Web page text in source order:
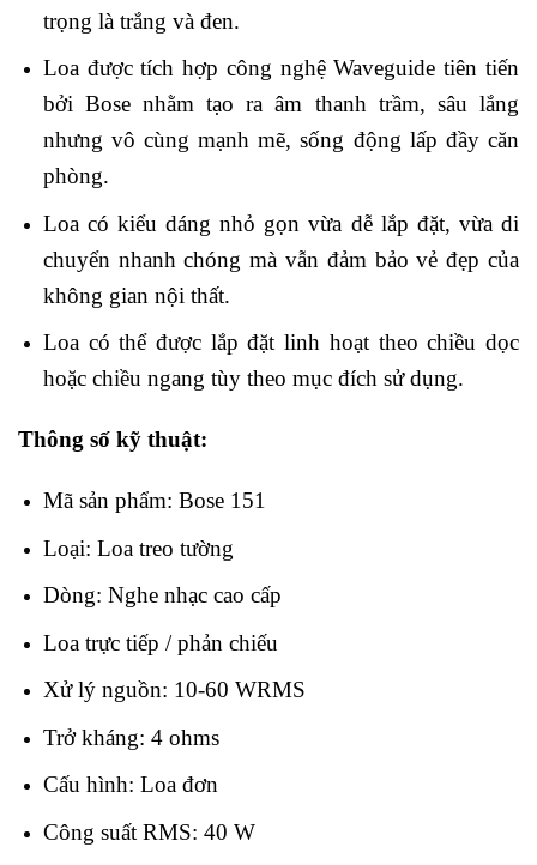
trọng là trắng và đen.
Loa được tích hợp công nghệ Waveguide tiên tiến
bởi Bose nhằm tạo ra âm thanh trầm, sâu lắng
nhưng vô cùng mạnh mẽ, sống động lấp đầy căn
phòng.
Loa có kiểu dáng nhỏ gọn vừa dễ lắp đặt, vừa di
chuyển nhanh chóng mà vẫn đảm bảo vẻ đẹp của
không gian nội thất.
Loa có thể được lắp đặt linh hoạt theo chiều dọc
hoặc chiều ngang tùy theo mục đích sử dụng.
Thông số kỹ thuật:
Mã sản phẩm: Bose 151
Loại: Loa treo tường
Dòng: Nghe nhạc cao cấp
Loa trực tiếp / phản chiếu
Xử lý nguồn: 10-60 WRMS
Trở kháng: 4 ohms
Cấu hình: Loa đơn
Công suất RMS: 40 W